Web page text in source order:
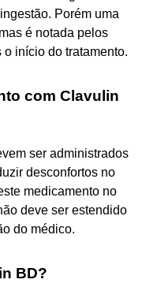
Porém uma
é notada pelos
início do tratamento.
com Clavulin
ser administrados
desconfortos no
medicamento no
deve ser estendido
do médico.
BD?